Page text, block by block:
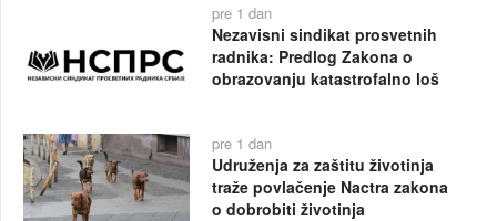
pre 1 dan
Nezavisni sindikat prosvetnih
radnika: Predlog Zakona o
obrazovanju katastrofalno loš
pre 1 dan
Udruženja za zaštitu životinja
traže povlačenje Nactra zakona
o dobrobiti životinja